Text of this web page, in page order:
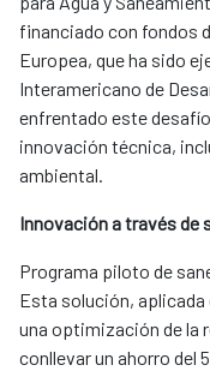
financiado con fondos
Europea, que ha sido
Interamericano de
enfrentado este
innovación técnica,
ambiental.
Innovación a través de
​​Programa ​​piloto de
Esta solución,
una optimización de la
conllevar un ahorro del